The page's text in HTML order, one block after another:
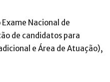
Nacional de
de candidatos para
e Área de Atuação),